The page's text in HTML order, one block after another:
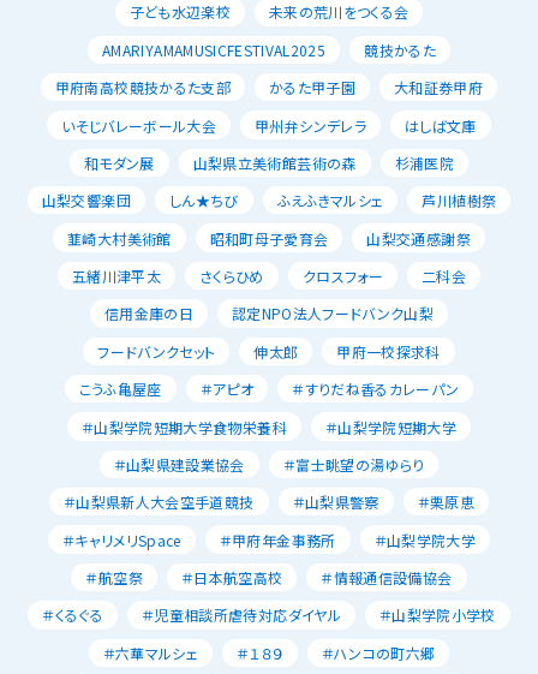
子ども水辺楽校
未来の荒川をつくる会
AMARIYAMAMUSICFESTIVAL2025
競技かるた
甲府南高校競技かるた支部
かるた甲子園
大和証券甲府
いそじバレーボール大会
甲州弁シンデレラ
はしば文庫
和モダン展
山梨県立美術館芸術の森
杉浦医院
山梨交響楽団
しん★ちび ふえふきマルシェ
芦川植樹祭
韮崎大村美術館
昭和町母子愛育会
山梨交通感謝祭
五緒川津平太
さくらひめ クロスフォー
二科会
信用金庫の日
認定NPO法人フードバンク山梨
フードバンクセット
伸太郎
甲府一校探求科
こうふ亀屋座
＃アピオ
＃すりだね香るカレーパン
＃山梨学院短期大学食物栄養科
＃山梨学院短期大学
＃山梨県建設業協会
＃富士眺望の湯ゆらり
＃山梨県新人大会空手道競技
＃山梨県警察
＃栗原恵
＃キャリメリSpace
＃甲府年金事務所
＃山梨学院大学
＃航空祭
＃日本航空高校
＃情報通信設備協会
＃くるぐる
＃児童相談所虐待対応ダイヤル
＃山梨学院小学校
＃六華マルシェ
＃１８９
＃ハンコの町六郷